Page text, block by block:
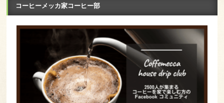
コーヒーメッカ家コーヒー部